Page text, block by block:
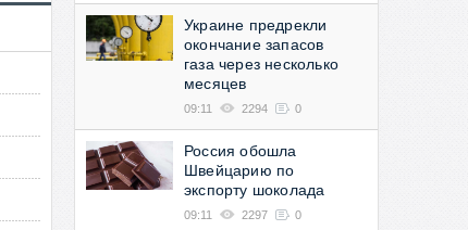
Украине предрекли
окончание запасов
газа через несколько
месяцев
09:11 2294 0
Россия обошла
Швейцарию по
экспорту шоколада
09:11 2297 0